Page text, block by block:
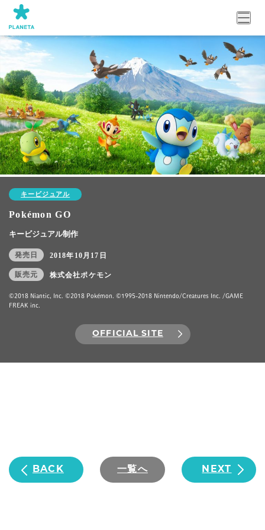
キービジュアル
Pokémon GO
キービジュアル制作
発売日 2018年10月17日
販売元 株式会社ポケモン
©2018 Niantic, Inc. ©2018 Pokémon. ©1995-2018 Nintendo/Creatures Inc. /GAME
FREAK inc.
OFFICIAL SITE
BACK 一覧へ NEXT